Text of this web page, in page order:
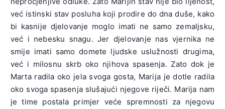
već istinski stav posluha koji prodire do dna duše, kako
bi kasnije djelovanje moglo imati ne samo zemaljsku,
već i nebesku snagu. Jer djelovanje nas vjernika ne
smije imati samo domete ljudske uslužnosti drugima,
već i milosnu skrb oko njihova spasenja. Zato dok je
Marta radila oko jela svoga gosta, Marija je dotle radila
oko svoga spasenja slušajući njegove riječi. Marija nam
je time postala primjer veće spremnosti za njegovu